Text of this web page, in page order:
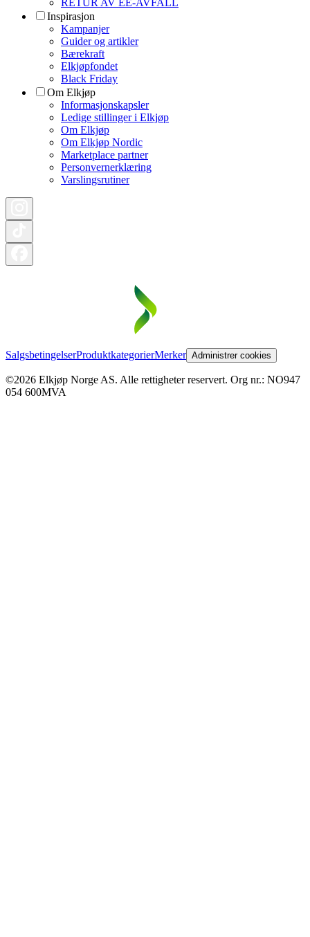
Inspirasjon
Kampanjer
Guider og artikler
Bærekraft
Elkjøpfondet
Black Friday
Om Elkjøp
Informasjonskapsler
Ledige stillinger i Elkjøp
Om Elkjøp
Om Elkjøp Nordic
Marketplace partner
Personvernerklæring
Varslingsrutiner
SalgsbetingelserProduktkategorierMerker Administrer cookies
©2026 Elkjøp Norge AS. Alle rettigheter reservert. Org nr.: NO947
054 600MVA